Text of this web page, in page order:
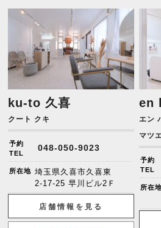
ku-to 久喜
クート クキ
予約
TEL
048-050-9023
所在地 埼玉県久喜市久喜東
2-17-25 早川ビル2Ｆ
店舗情報を見る
en
エン
マツ
予約
TEL
所在